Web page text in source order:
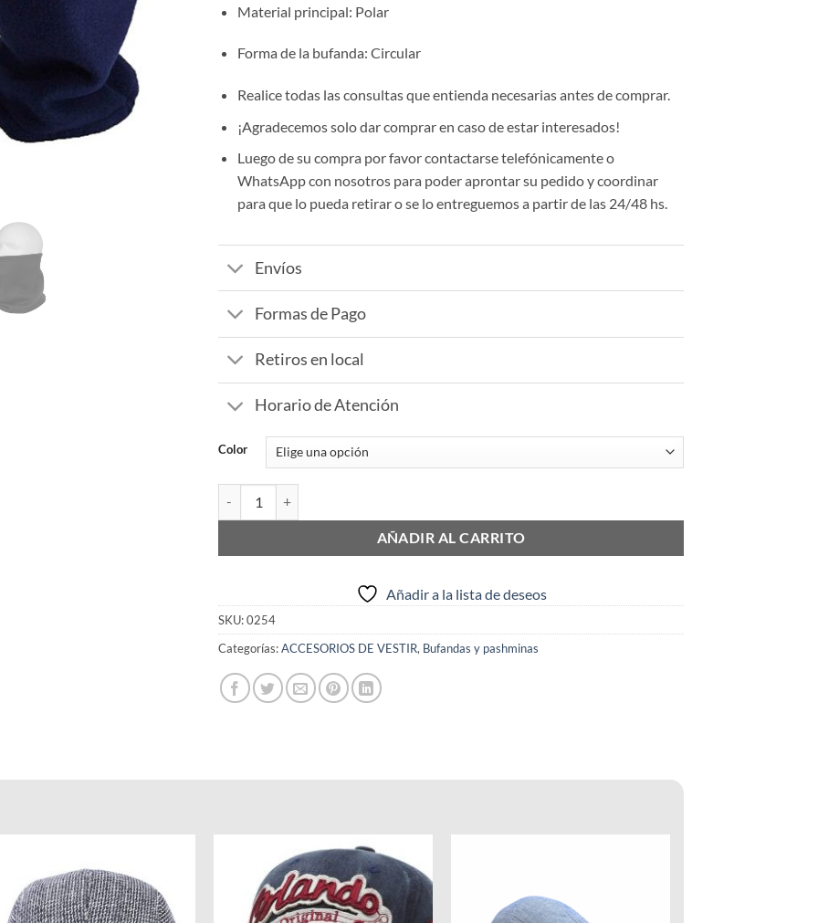
Material principal: Polar
Forma de la bufanda: Circular
Realice todas las consultas que entienda necesarias antes de comprar.
¡Agradecemos solo dar comprar en caso de estar interesados!
Luego de su compra por favor contactarse telefónicamente o
WhatsApp con nosotros para poder aprontar su pedido y coordinar
para que lo pueda retirar o se lo entreguemos a partir de las 24/48 hs.
Envíos
Formas de Pago
Retiros en local
Horario de Atención
Color
AÑADIR AL CARRITO
Añadir a la lista de deseos
SKU:0254
Categorías:ACCESORIOS DE VESTIR, Bufandas y pashminas
Añadir
a la
lista de
Añadir
a la
lista de